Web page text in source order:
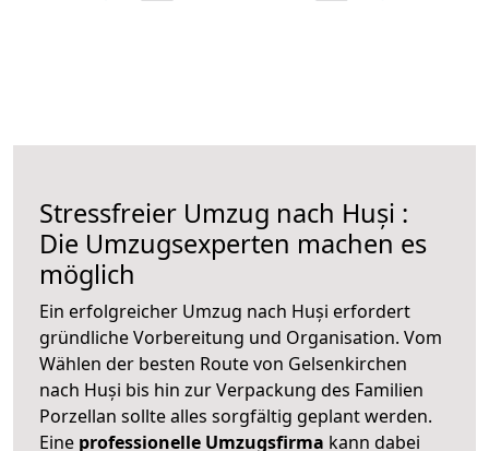
Stressfreier Umzug nach Huși :
Die Umzugsexperten machen es
möglich
Ein erfolgreicher Umzug nach Huși erfordert
gründliche Vorbereitung und Organisation. Vom
Wählen der besten Route von Gelsenkirchen
nach Huși bis hin zur Verpackung des Familien
Porzellan sollte alles sorgfältig geplant werden.
Eine professionelle Umzugsfirma kann dabei